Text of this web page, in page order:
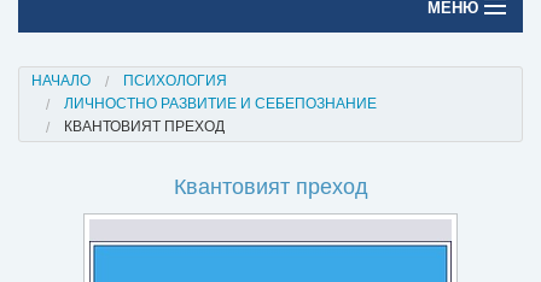
МЕНЮ
Печатни книги
Е-списания
НАЧАЛО
ПСИХОЛОГИЯ
ЛИЧНОСТНО РАЗВИТИЕ И СЕБЕПОЗНАНИЕ
КВАНТОВИЯТ ПРЕХОД
Квантовият преход